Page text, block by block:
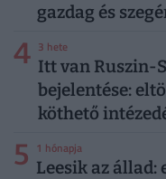
gazdag és
4 3 hete
Itt van Ruszin-
bejelentése:
köthető
5 1 hónapja
Leesik az állad: